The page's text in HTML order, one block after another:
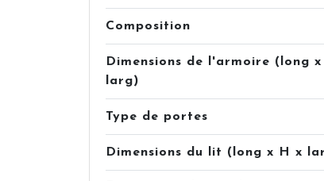
Composition
Dimensions de l'armoire (long
larg)
Type de portes
Dimensions du lit (long x H x